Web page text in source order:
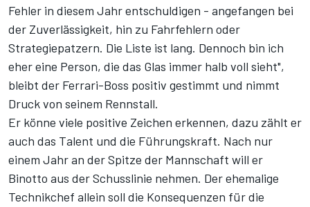
Fehler in diesem Jahr entschuldigen - angefangen bei
der Zuverlässigkeit, hin zu Fahrfehlern oder
Strategiepatzern. Die Liste ist lang. Dennoch bin ich
eher eine Person, die das Glas immer halb voll sieht",
bleibt der Ferrari-Boss positiv gestimmt und nimmt
Druck von seinem Rennstall.
Er könne viele positive Zeichen erkennen, dazu zählt er
auch das Talent und die Führungskraft. Nach nur
einem Jahr an der Spitze der Mannschaft will er
Binotto aus der Schusslinie nehmen. Der ehemalige
Technikchef allein soll die Konsequenzen für die